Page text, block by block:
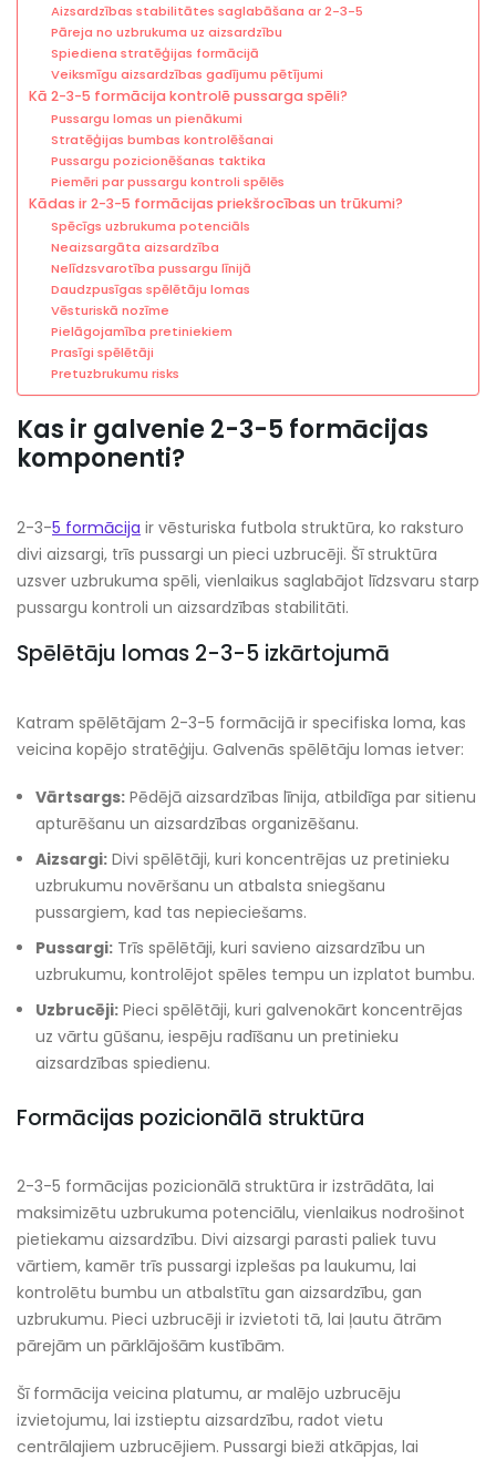
Aizsardzības stabilitātes saglabāšana ar 2-3-5
Pāreja no uzbrukuma uz aizsardzību
Spiediena stratēģijas formācijā
Veiksmīgu aizsardzības gadījumu pētījumi
Kā 2-3-5 formācija kontrolē pussarga spēli?
Pussargu lomas un pienākumi
Stratēģijas bumbas kontrolēšanai
Pussargu pozicionēšanas taktika
Piemēri par pussargu kontroli spēlēs
Kādas ir 2-3-5 formācijas priekšrocības un trūkumi?
Spēcīgs uzbrukuma potenciāls
Neaizsargāta aizsardzība
Nelīdzsvarotība pussargu līnijā
Daudzpusīgas spēlētāju lomas
Vēsturiskā nozīme
Pielāgojamība pretiniekiem
Prasīgi spēlētāji
Pretuzbrukumu risks
Kas ir galvenie 2-3-5 formācijas
komponenti?
2-3-5 formācija ir vēsturiska futbola struktūra, ko raksturo
divi aizsargi, trīs pussargi un pieci uzbrucēji. Šī struktūra
uzsver uzbrukuma spēli, vienlaikus saglabājot līdzsvaru starp
pussargu kontroli un aizsardzības stabilitāti.
Spēlētāju lomas 2-3-5 izkārtojumā
Katram spēlētājam 2-3-5 formācijā ir specifiska loma, kas
veicina kopējo stratēģiju. Galvenās spēlētāju lomas ietver:
Vārtsargs: Pēdējā aizsardzības līnija, atbildīga par sitienu
apturēšanu un aizsardzības organizēšanu.
Aizsargi: Divi spēlētāji, kuri koncentrējas uz pretinieku
uzbrukumu novēršanu un atbalsta sniegšanu
pussargiem, kad tas nepieciešams.
Pussargi: Trīs spēlētāji, kuri savieno aizsardzību un
uzbrukumu, kontrolējot spēles tempu un izplatot bumbu.
Uzbrucēji: Pieci spēlētāji, kuri galvenokārt koncentrējas
uz vārtu gūšanu, iespēju radīšanu un pretinieku
aizsardzības spiedienu.
Formācijas pozicionālā struktūra
2-3-5 formācijas pozicionālā struktūra ir izstrādāta, lai
maksimizētu uzbrukuma potenciālu, vienlaikus nodrošinot
pietiekamu aizsardzību. Divi aizsargi parasti paliek tuvu
vārtiem, kamēr trīs pussargi izplešas pa laukumu, lai
kontrolētu bumbu un atbalstītu gan aizsardzību, gan
uzbrukumu. Pieci uzbrucēji ir izvietoti tā, lai ļautu ātrām
pārejām un pārklājošām kustībām.
Šī formācija veicina platumu, ar malējo uzbrucēju
izvietojumu, lai izstieptu aizsardzību, radot vietu
centrālajiem uzbrucējiem. Pussargi bieži atkāpjas, lai